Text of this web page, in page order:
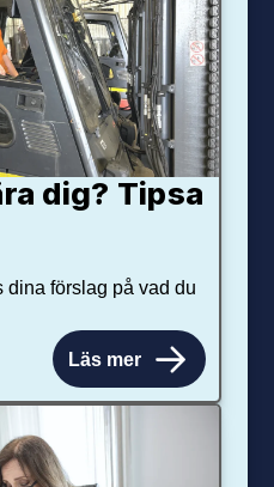
dig? Tipsa
förslag på vad du
Läs mer